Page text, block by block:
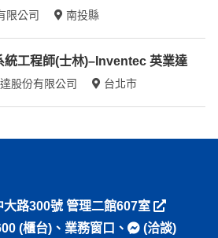
限公司 南投縣
統工程師(士林)–Inventec 英業達
股份有限公司 台北市
大路300號 管理二館607室
(櫃台)、 業務窗口 、 (洽談)